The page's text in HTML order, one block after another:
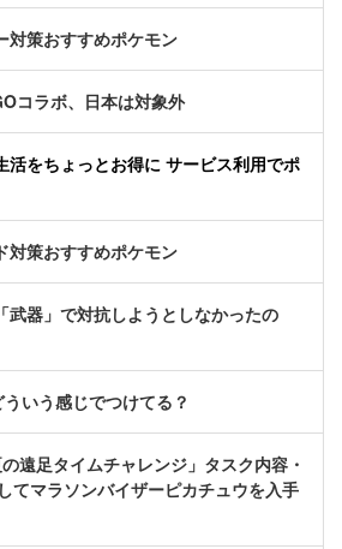
対策おすすめポケモン
コラボ、日本は対象外
活をちょっとお得に サービス利用でポ
対策おすすめポケモン
武器」で対抗しようとしなかったの
いう感じでつけてる？
遠足タイムチャレンジ」タスク内容・
てマラソンバイザーピカチュウを入手